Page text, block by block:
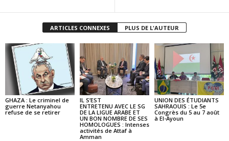
ARTICLES CONNEXES PLUS DE L'AUTEUR
GHAZA : Le criminel de
guerre Netanyahou
refuse de se retirer
IL S’EST
ENTRETENU AVEC LE SG
DE LA LIGUE ARABE ET
UN BON NOMBRE DE SES
HOMOLOGUES : Intenses
activités de Attaf à
Amman
UNION DES ÉTUDIANTS
SAHRAOUIS : Le 5e
Congrès du 5 au 7 août
à El-Ayoun